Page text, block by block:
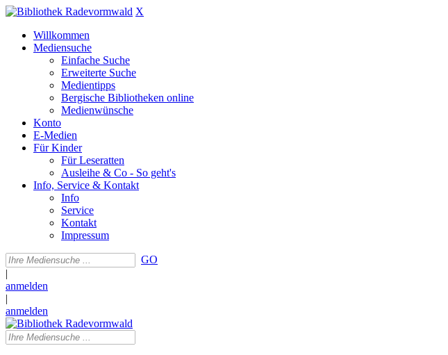
X
Willkommen
Mediensuche
Einfache Suche
Erweiterte Suche
Medientipps
Bergische Bibliotheken online
Medienwünsche
Konto
E-Medien
Für Kinder
Für Leseratten
Ausleihe & Co - So geht's
Info, Service & Kontakt
Info
Service
Kontakt
Impressum
GO
|
anmelden
|
anmelden